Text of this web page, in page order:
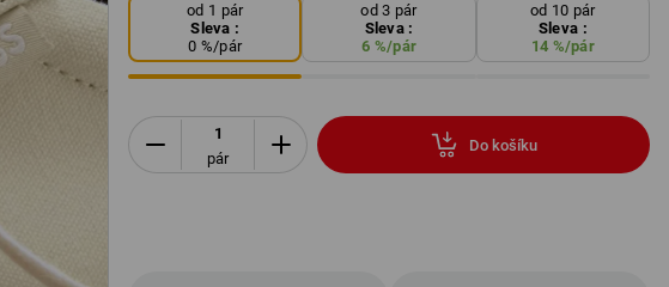
od 1 pár
Sleva :
0 %/pár
od 3 pár
Sleva :
6 %/pár
od 10 pár
Sleva :
14 %/pár
pár
Do košíku